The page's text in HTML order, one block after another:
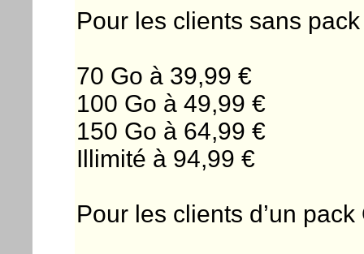
Pour les clients sans
70 Go à 39,99 €
100 Go à 49,99 €
150 Go à 64,99 €
Illimité à 94,99 €
Pour les clients d’un pack